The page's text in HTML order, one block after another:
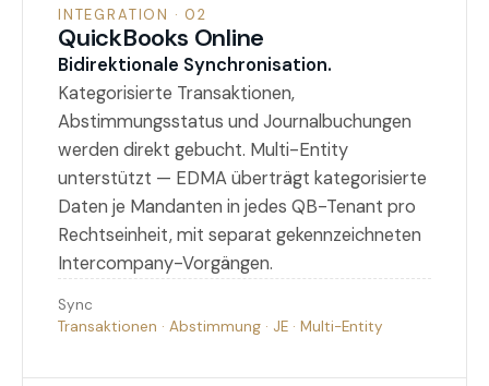
INTEGRATION · 02
QuickBooks Online
Bidirektionale Synchronisation.
Kategorisierte Transaktionen,
Abstimmungsstatus und Journalbuchungen
werden direkt gebucht. Multi-Entity
unterstützt — EDMA überträgt kategorisierte
Daten je Mandanten in jedes QB-Tenant pro
Rechtseinheit, mit separat gekennzeichneten
Intercompany-Vorgängen.
Sync
Transaktionen · Abstimmung · JE · Multi-Entity